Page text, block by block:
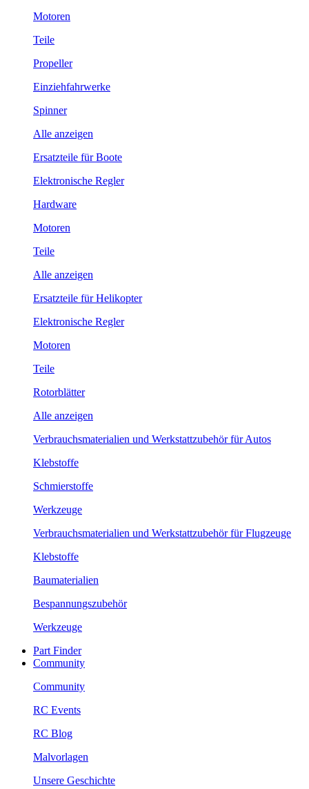
Motoren
Teile
Propeller
Einziehfahrwerke
Spinner
Alle anzeigen
Ersatzteile für Boote
Elektronische Regler
Hardware
Motoren
Teile
Alle anzeigen
Ersatzteile für Helikopter
Elektronische Regler
Motoren
Teile
Rotorblätter
Alle anzeigen
Verbrauchsmaterialien und Werkstattzubehör für Autos
Klebstoffe
Schmierstoffe
Werkzeuge
Verbrauchsmaterialien und Werkstattzubehör für Flugzeuge
Klebstoffe
Baumaterialien
Bespannungszubehör
Werkzeuge
Part Finder
Community
Community
RC Events
RC Blog
Malvorlagen
Unsere Geschichte